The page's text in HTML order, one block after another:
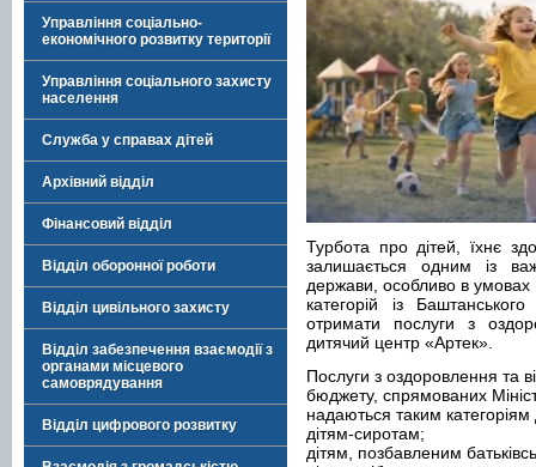
Управління соціально-
економічного розвитку території
Управління соціального захисту
населення
Служба у справах дітей
Архівний відділ
Фінансовий відділ
Відділ оборонної роботи
Відділ цивільного захисту
Відділ забезпечення взаємодії з
органами місцевого
самоврядування
Відділ цифрового розвитку
Турбота про дітей, їхнє
залишається одним із
держави, особливо в умовах
категорій із
отримати послуги з
дитячий центр «Артек».
Послуги з оздоровлення та
бюджету, спрямованих
надаються таким категоріям
дітям-сиротам;
дітям, позбавленим